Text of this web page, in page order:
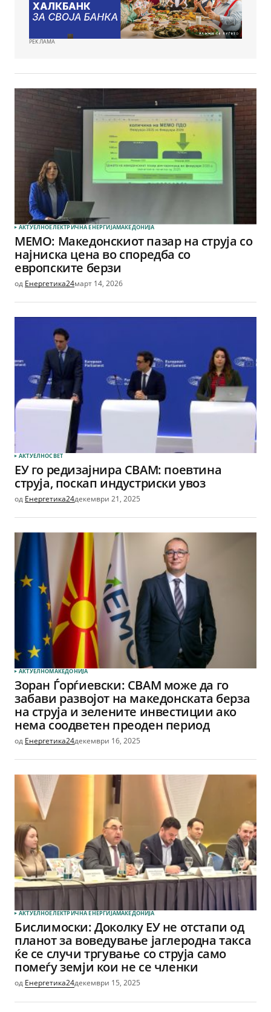
РЕКЛАМА
АКТУЕЛНОЕЛЕКТРИЧНА ЕНЕРГИЈАМАКЕДОНИЈА
МЕМО: Македонскиот пазар на струја со
најниска цена во споредба со
европските берзи
од Енергетика24март 14, 2026
АКТУЕЛНОСВЕТ
ЕУ го редизајнира CBAM: поевтина
струја, поскап индустриски увоз
од Енергетика24декември 21, 2025
АКТУЕЛНОМАКЕДОНИЈА
Зоран Ѓорѓиевски: CBAM може да го
забави развојот на македонската берза
на струја и зелените инвестиции ако
нема соодветен преоден период
од Енергетика24декември 16, 2025
АКТУЕЛНОЕЛЕКТРИЧНА ЕНЕРГИЈАМАКЕДОНИЈА
Бислимоски: Доколку ЕУ не отстапи од
планот за воведување јаглеродна такса
ќе се случи тргување со струја само
помеѓу земји кои не се членки
од Енергетика24декември 15, 2025